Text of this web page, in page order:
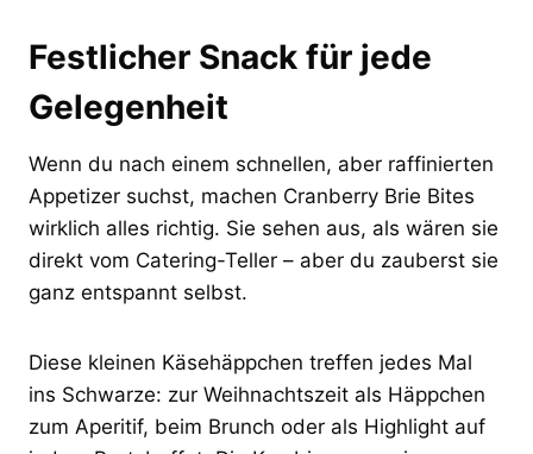
Festlicher Snack für jede
Gelegenheit
Wenn du nach einem schnellen, aber raffinierten
Appetizer suchst, machen Cranberry Brie Bites
wirklich alles richtig. Sie sehen aus, als wären sie
direkt vom Catering-Teller – aber du zauberst sie
ganz entspannt selbst.
Diese kleinen Käsehäppchen treffen jedes Mal
ins Schwarze: zur Weihnachtszeit als Häppchen
zum Aperitif, beim Brunch oder als Highlight auf